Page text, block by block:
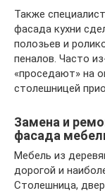
Также
фасада кухни
полозьев и
пеналов. Часто
«проседают» на
столешницей
Замена и
фасада
Мебель из
дорогой и
Столешница,